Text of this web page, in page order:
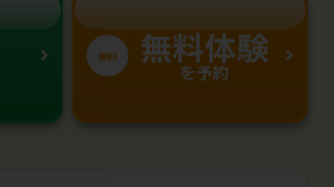
無料 無料体験
を予約